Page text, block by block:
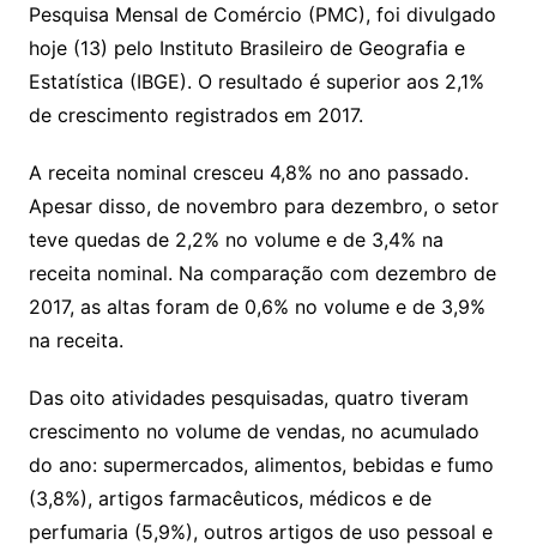
Pesquisa Mensal de Comércio (PMC), foi divulgado
hoje (13) pelo Instituto Brasileiro de Geografia e
Estatística (IBGE). O resultado é superior aos 2,1%
de crescimento registrados em 2017.
A receita nominal cresceu 4,8% no ano passado.
Apesar disso, de novembro para dezembro, o setor
teve quedas de 2,2% no volume e de 3,4% na
receita nominal. Na comparação com dezembro de
2017, as altas foram de 0,6% no volume e de 3,9%
na receita.
Das oito atividades pesquisadas, quatro tiveram
crescimento no volume de vendas, no acumulado
do ano: supermercados, alimentos, bebidas e fumo
(3,8%), artigos farmacêuticos, médicos e de
perfumaria (5,9%), outros artigos de uso pessoal e